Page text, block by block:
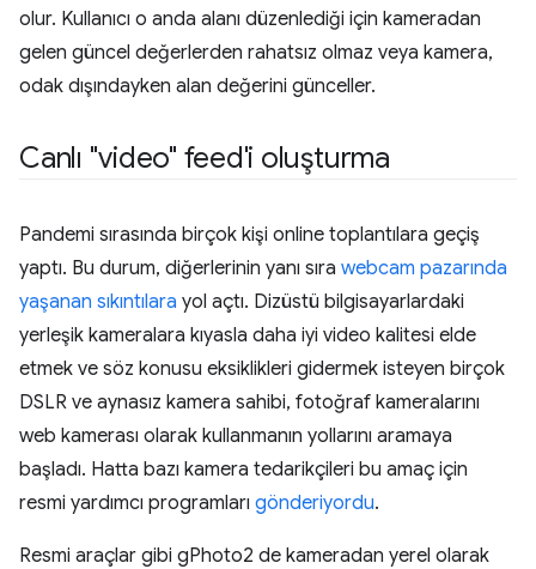
olur. Kullanıcı o anda alanı düzenlediği için kameradan
gelen güncel değerlerden rahatsız olmaz veya kamera,
odak dışındayken alan değerini günceller.
Canlı "video" feed'i oluşturma
Pandemi sırasında birçok kişi online toplantılara geçiş
yaptı. Bu durum, diğerlerinin yanı sıra webcam pazarında
yaşanan sıkıntılara yol açtı. Dizüstü bilgisayarlardaki
yerleşik kameralara kıyasla daha iyi video kalitesi elde
etmek ve söz konusu eksiklikleri gidermek isteyen birçok
DSLR ve aynasız kamera sahibi, fotoğraf kameralarını
web kamerası olarak kullanmanın yollarını aramaya
başladı. Hatta bazı kamera tedarikçileri bu amaç için
resmi yardımcı programları gönderiyordu.
Resmi araçlar gibi gPhoto2 de kameradan yerel olarak